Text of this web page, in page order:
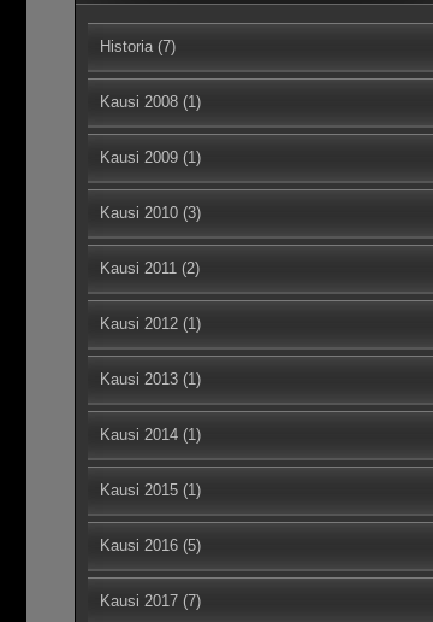
Historia (7)
Kausi 2008 (1)
Kausi 2009 (1)
Kausi 2010 (3)
Kausi 2011 (2)
Kausi 2012 (1)
Kausi 2013 (1)
Kausi 2014 (1)
Kausi 2015 (1)
Kausi 2016 (5)
Kausi 2017 (7)